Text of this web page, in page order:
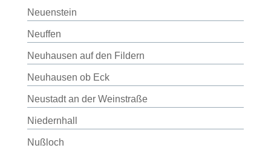
Neuenstein
Neuffen
Neuhausen auf den Fildern
Neuhausen ob Eck
Neustadt an der Weinstraße
Niedernhall
Nußloch